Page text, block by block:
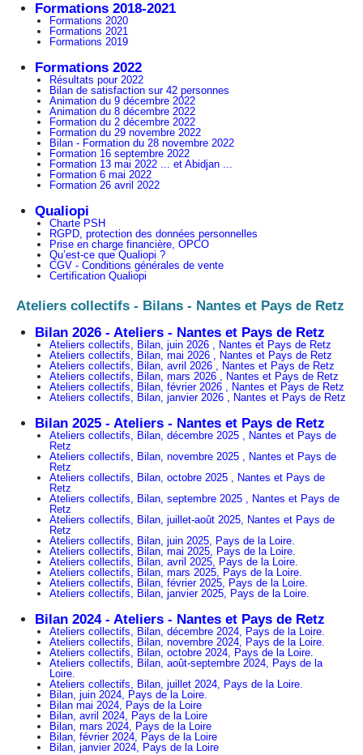
Formations 2018-2021
Formations 2020
Formations 2021
Formations 2019
Formations 2022
Résultats pour 2022
Bilan de satisfaction sur 42 personnes
Animation du 9 décembre 2022
Animation du 8 décembre 2022
Formation du 2 décembre 2022
Formation du 29 novembre 2022
Bilan - Formation du 28 novembre 2022
Formation 16 septembre 2022
Formation 13 mai 2022 ... et Abidjan ...
Formation 6 mai 2022
Formation 26 avril 2022
Qualiopi
Charte PSH
RGPD, protection des données personnelles
Prise en charge financière, OPCO
Qu’est-ce que Qualiopi ?
CGV - Conditions générales de vente
Certification Qualiopi
Ateliers collectifs - Bilans - Nantes et Pays de Retz
Bilan 2026 - Ateliers - Nantes et Pays de Retz
Ateliers collectifs, Bilan, juin 2026 , Nantes et Pays de Retz
Ateliers collectifs, Bilan, mai 2026 , Nantes et Pays de Retz
Ateliers collectifs, Bilan, avril 2026 , Nantes et Pays de Retz
Ateliers collectifs, Bilan, mars 2026 , Nantes et Pays de Retz
Ateliers collectifs, Bilan, février 2026 , Nantes et Pays de Retz
Ateliers collectifs, Bilan, janvier 2026 , Nantes et Pays de Retz
Bilan 2025 - Ateliers - Nantes et Pays de Retz
Ateliers collectifs, Bilan, décembre 2025 , Nantes et Pays de
Retz
Ateliers collectifs, Bilan, novembre 2025 , Nantes et Pays de
Retz
Ateliers collectifs, Bilan, octobre 2025 , Nantes et Pays de
Retz
Ateliers collectifs, Bilan, septembre 2025 , Nantes et Pays de
Retz
Ateliers collectifs, Bilan, juillet-août 2025, Nantes et Pays de
Retz
Ateliers collectifs, Bilan, juin 2025, Pays de la Loire.
Ateliers collectifs, Bilan, mai 2025, Pays de la Loire.
Ateliers collectifs, Bilan, avril 2025, Pays de la Loire.
Ateliers collectifs, Bilan, mars 2025, Pays de la Loire.
Ateliers collectifs, Bilan, février 2025, Pays de la Loire.
Ateliers collectifs, Bilan, janvier 2025, Pays de la Loire.
Bilan 2024 - Ateliers - Nantes et Pays de Retz
Ateliers collectifs, Bilan, décembre 2024, Pays de la Loire.
Ateliers collectifs, Bilan, novembre 2024, Pays de la Loire.
Ateliers collectifs, Bilan, octobre 2024, Pays de la Loire.
Ateliers collectifs, Bilan, août-septembre 2024, Pays de la
Loire.
Ateliers collectifs, Bilan, juillet 2024, Pays de la Loire.
Bilan, juin 2024, Pays de la Loire.
Bilan mai 2024, Pays de la Loire
Bilan, avril 2024, Pays de la Loire
Bilan, mars 2024, Pays de la Loire
Bilan, février 2024, Pays de la Loire
Bilan, janvier 2024, Pays de la Loire